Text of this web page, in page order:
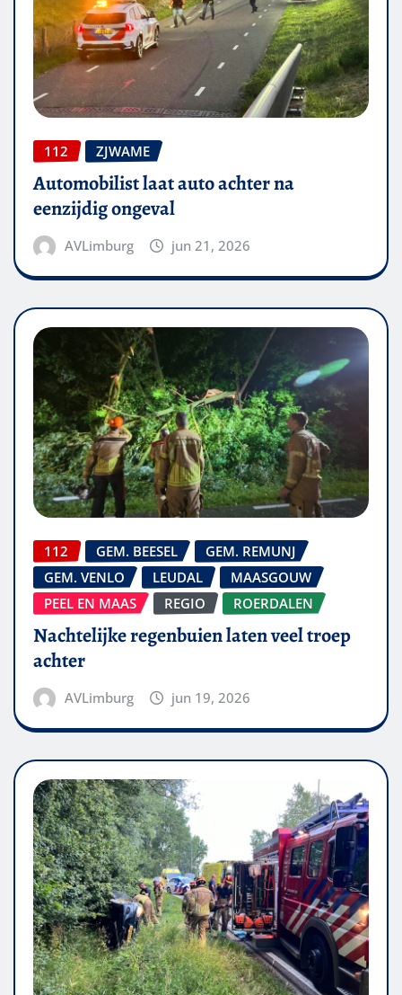
112 ZJWAME
Automobilist laat auto achter na
eenzijdig ongeval
AVLimburg jun 21, 2026
112 GEM. BEESEL
GEM. REMUNJ
GEM. VENLO
LEUDAL
MAASGOUW
PEEL EN MAAS
REGIO ROERDALEN
Nachtelijke regenbuien laten veel troep
achter
AVLimburg jun 19, 2026